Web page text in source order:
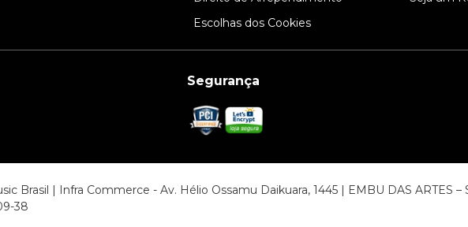
Escolhas dos Cookies
Segurança
Brasil | Infra Commerce - Av. Hélio Ossamu Daikuara, 1445 | EMBU DAS ARTES –
38